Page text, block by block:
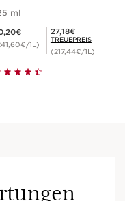
ml
1L)
Mitgliederpreis 27,18€
27,18€
TREUEPREIS
(217,44€/1L)